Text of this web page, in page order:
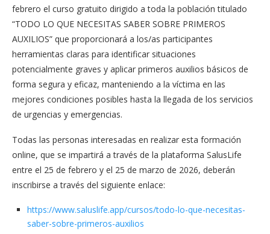
febrero el curso gratuito dirigido a toda la población titulado
“TODO LO QUE NECESITAS SABER SOBRE PRIMEROS
AUXILIOS” que proporcionará a los/as participantes
herramientas claras para identificar situaciones
potencialmente graves y aplicar primeros auxilios básicos de
forma segura y eficaz, manteniendo a la víctima en las
mejores condiciones posibles hasta la llegada de los servicios
de urgencias y emergencias.
Todas las personas interesadas en realizar esta formación
online, que se impartirá a través de la plataforma SalusLife
entre el 25 de febrero y el 25 de marzo de 2026, deberán
inscribirse a través del siguiente enlace:
https://www.saluslife.app/cursos/todo-lo-que-necesitas-
saber-sobre-primeros-auxilios